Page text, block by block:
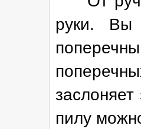
руки. Вы
пилу